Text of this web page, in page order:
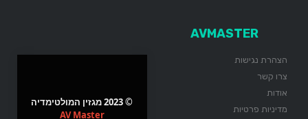
AVMASTER
הצהרת נגישות
צרו קשר
אודות
מדיניות פרטיות
© 2023 מגזין המולטימדיה
AV Master